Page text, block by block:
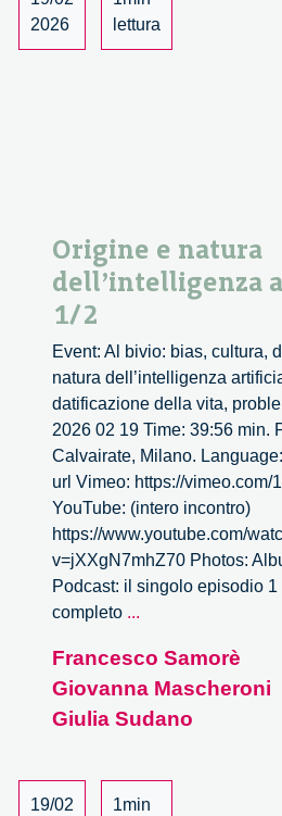
2026
lettura
Origine e natura
dell’intelligenza
1/2
Event: Al bivio: bias, cultura,
natura dell’intelligenza
datificazione della vita,
2026 02 19 Time: 39:56 min.
Calvairate, Milano.
url Vimeo: https://vimeo.com/
YouTube: (intero incontro)
https://www.youtube.com/
v=jXXgN7mhZ70 Photos:
Podcast: il singolo episodio 1
completo ...
natura
dell’intelligenza
artificiale
Francesco Samorè
Giovanna Mascheroni
Giulia Sudano
19/02
1min